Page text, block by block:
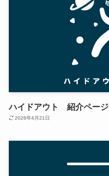
ハイドアウト 紹介ページ
2026年4月21日